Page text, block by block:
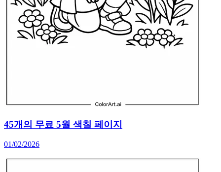
45개의 무료 5월 색칠 페이지
01/02/2026